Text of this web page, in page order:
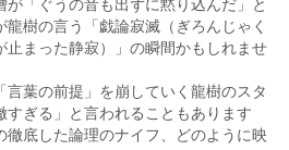
龍樹の言う「戯論寂滅（ぎろんじゃく
止まった静寂）」の瞬間かもしれませ
言葉の前提」を崩していく龍樹のスタ
すぎる」と言われることもあります
徹底した論理のナイフ、どのように映